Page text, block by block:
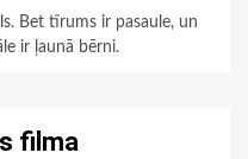
Bet tīrums ir pasaule, un
ir ļaunā bērni.
filma